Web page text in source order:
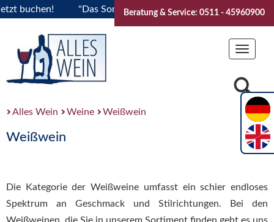
"Das Sommerfest 2026" Vive la Bourgogne..Tickets
Beratung & Service: 0511 - 45960900
Toggle
Alles Wein Weine Weißwein
Weißwein
Die Kategorie der Weißweine umfasst ein schier endloses
Spektrum an Geschmack und Stilrichtungen. Bei den
Weißweinen, die Sie in unserem Sortiment finden geht es uns